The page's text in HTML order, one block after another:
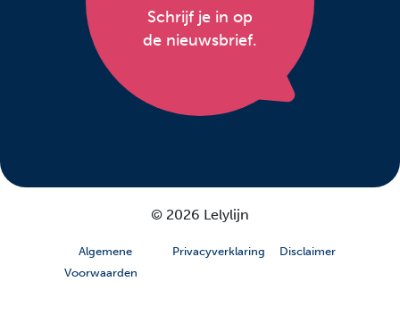
Schrijf je in op
de nieuwsbrief.
© 2026 Lelylijn
Algemene
Voorwaarden
Privacyverklaring Disclaimer